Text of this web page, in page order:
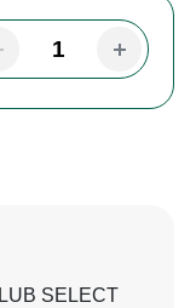
SELECT